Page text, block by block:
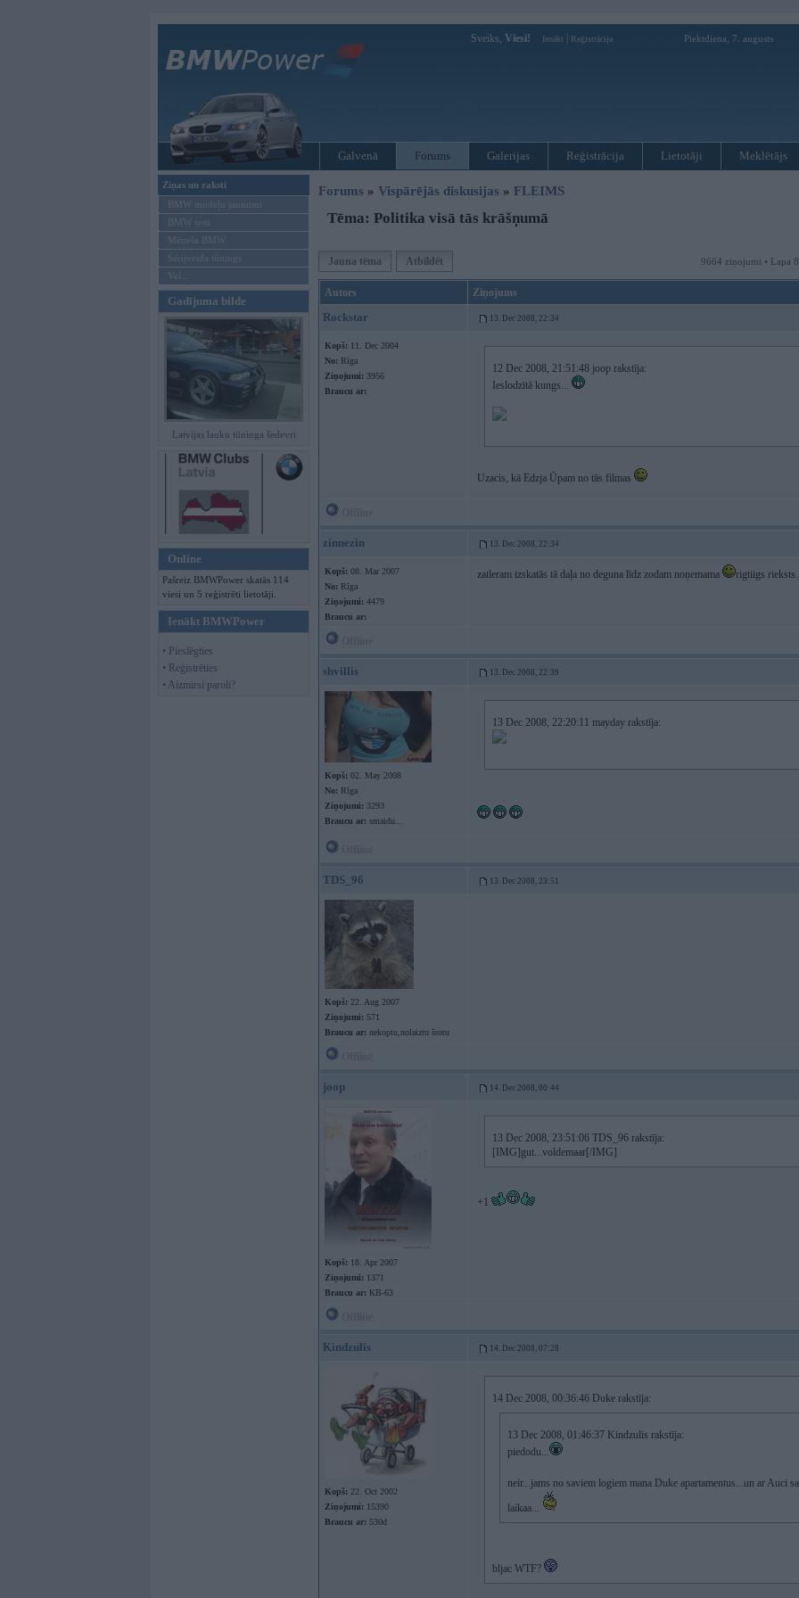
Sveiks, Viesi! Ienākt Reģistrācija Piektdiena, 7. augusts
Galvenā Forums Galerijas Reģistrācija Lietotāji Meklētājs
Ziņas un raksti
BMW modeļu jaunumi
BMW testi
Mēneša BMW
Sērijveida tūnings
Vel...
Gadījuma bilde
Latvijas lauku tūninga šedevri
Online
Pašreiz BMWPower skatās 114
viesi un 5 reģistrēti lietotāji.
Ienākt BMWPower
• Pieslēgties
• Reģistrēties
• Aizmirsi paroli?
Forums » Vispārējās diskusijas » FLEIMS
Tēma: Politika visā tās krāšņumā
Jauna tēma Atbildēt 9664 ziņojumi • Lapa
Autors Ziņojums
Rockstar 13. Dec 2008, 22:34
Kopš: 11. Dec 2004
No: Rīga
Ziņojumi: 3956
Braucu ar:
12 Dec 2008, 21:51:48 joop rakstīja:
Ieslodzītā kungs...
Uzacis, kā Edzja Ūpam no tās filmas
zinnezin 13. Dec 2008, 22:34
Kopš: 08. Mar 2007
No: Rīga
Ziņojumi: 4479
Braucu ar:
zatleram izskatās tā daļa no deguna līdz zodam noņemama rigtiigs rieksts..
shvillis 13. Dec 2008, 22:39
Kopš: 02. May 2008
No: Rīga
Ziņojumi: 3293
Braucu ar: smaidu...
13 Dec 2008, 22:20:11 mayday rakstīja:
TDS_96 13. Dec 2008, 23:51
Kopš: 22. Aug 2007
Ziņojumi: 571
Braucu ar: nekoptu,nolaiztu šrotu
joop 14. Dec 2008, 00:44
Kopš: 18. Apr 2007
Ziņojumi: 1371
Braucu ar: KB-63
13 Dec 2008, 23:51:06 TDS_96 rakstīja:
[IMG]gut...voldemaar[/IMG]
+1
Kindzulis 14. Dec 2008, 07:28
Kopš: 22. Oct 2002
Ziņojumi: 15390
Braucu ar: 530d
14 Dec 2008, 00:36:46 Duke rakstīja:
13 Dec 2008, 01:46:37 Kindzulis rakstīja:
piedodu...
neir...jams no saviem logiem mana Duke apartamentus...un ar Auci
laikaa...
bljac WTF?